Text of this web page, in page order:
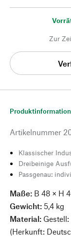
Zur
Produktinformation
Artikelnummer
Klassischer
Dreibeinige
Passgenau:
Maße: B 48 × H
Gewicht: 5,4 kg
Material:
(Herkunft: